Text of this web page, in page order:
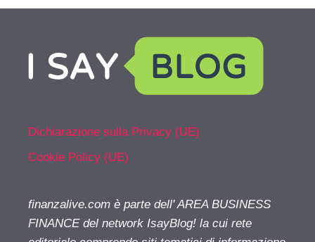
Dichiarazione sulla Privacy (UE)
Cookie Policy (UE)
finanzalive.com è parte dell' AREA BUSINESS
FINANCE del network IsayBlog! la cui rete